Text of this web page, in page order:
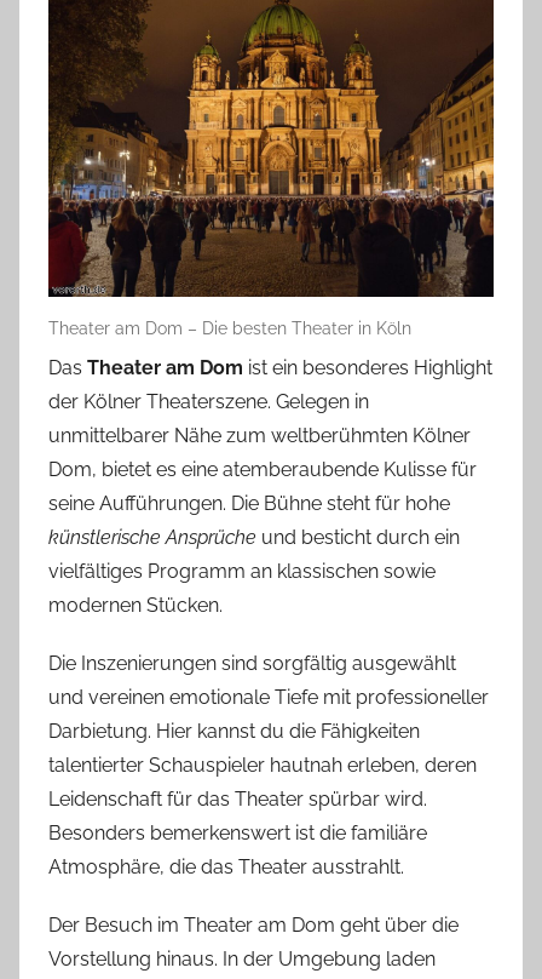
Theater am Dom – Die besten Theater in Köln
Das Theater am Dom ist ein besonderes Highlight
der Kölner Theaterszene. Gelegen in
unmittelbarer Nähe zum weltberühmten Kölner
Dom, bietet es eine atemberaubende Kulisse für
seine Aufführungen. Die Bühne steht für hohe
künstlerische Ansprüche und besticht durch ein
vielfältiges Programm an klassischen sowie
modernen Stücken.
Die Inszenierungen sind sorgfältig ausgewählt
und vereinen emotionale Tiefe mit professioneller
Darbietung. Hier kannst du die Fähigkeiten
talentierter Schauspieler hautnah erleben, deren
Leidenschaft für das Theater spürbar wird.
Besonders bemerkenswert ist die familiäre
Atmosphäre, die das Theater ausstrahlt.
Der Besuch im Theater am Dom geht über die
Vorstellung hinaus. In der Umgebung laden